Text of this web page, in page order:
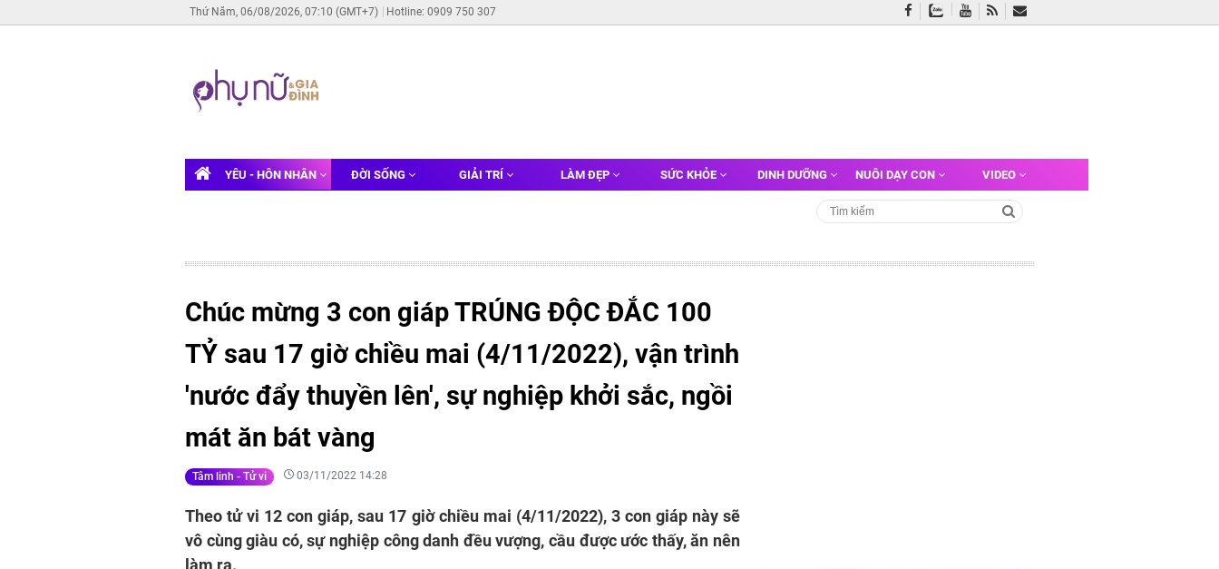
Thứ Năm, 06/08/2026, 07:10 (GMT+7) Hotline: 0909 750 307
YÊU - HÔN NHÂN ĐỜI SỐNG GIẢI TRÍ LÀM ĐẸP SỨC KHỎE DINH DƯỠNG NUÔI DẠY CON VIDEO
Chúc mừng 3 con giáp TRÚNG ĐỘC ĐẮC 100
TỶ sau 17 giờ chiều mai (4/11/2022), vận trình
'nước đẩy thuyền lên', sự nghiệp khởi sắc, ngồi
mát ăn bát vàng
Tâm linh - Tử vi 03/11/2022 14:28
Theo tử vi 12 con giáp, sau 17 giờ chiều mai (4/11/2022), 3 con giáp này sẽ
vô cùng giàu có, sự nghiệp công danh đều vượng, cầu được ước thấy, ăn nên
làm ra.